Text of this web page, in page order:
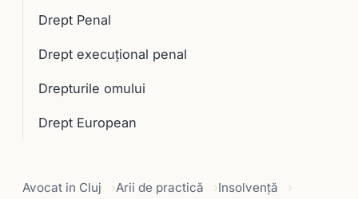
Drept Penal
Drept execuţional penal
Drepturile omului
Drept European
Avocat in Cluj Arii de practică
Insolvență